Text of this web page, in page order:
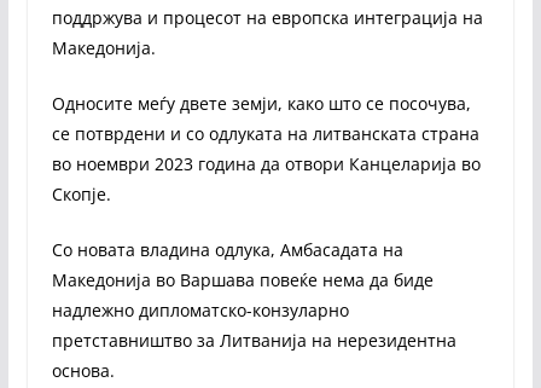
поддржува и процесот на европска интеграција на
Македонија.
Односите меѓу двете земји, како што се посочува,
се потврдени и со одлуката на литванската страна
во ноември 2023 година да отвори Канцеларија во
Скопје.
Со новата владина одлука, Амбасадата на
Македонија во Варшава повеќе нема да биде
надлежно дипломатско-конзуларно
претставништво за Литванија на нерезидентна
основа.